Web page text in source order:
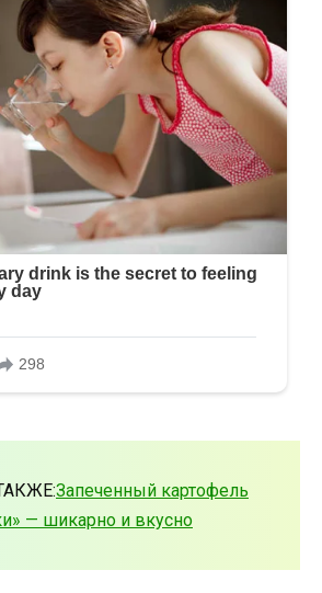
Запеченный картофель
— шикарно и вкусно